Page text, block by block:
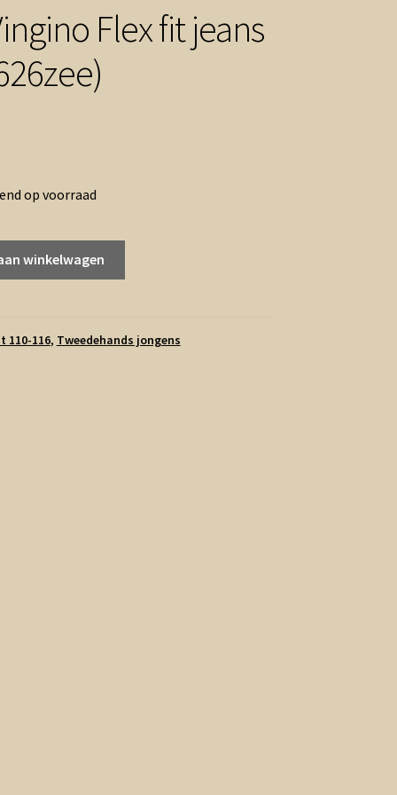
Flex fit jeans
op voorraad
winkelwagen
110-116, Tweedehands jongens